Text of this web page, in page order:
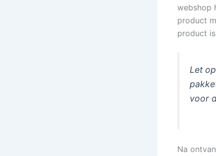
webshop
product
product
Let
voor
Na